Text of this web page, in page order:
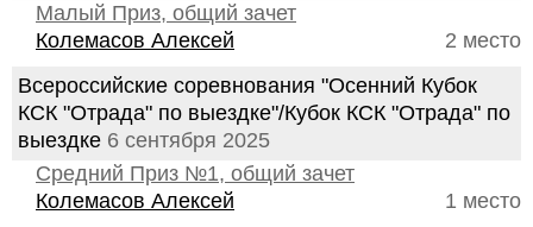
Малый Приз, общий зачет
2 место
Колемасов Алексей
Всероссийские соревнования "Осенний Кубок
КСК "Отрада" по выездке"/Кубок КСК "Отрада" по
выездке 6 сентября 2025
Средний Приз №1, общий зачет
1 место
Колемасов Алексей